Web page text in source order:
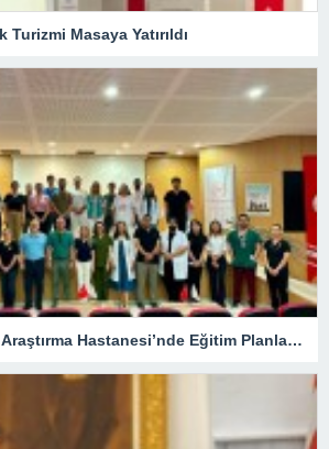
Turizmi Masaya Yatırıldı
Kırklareli Eğitim ve Araştırma Hastanesi’nde Eğitim Planlaması Masaya Yatırıldı